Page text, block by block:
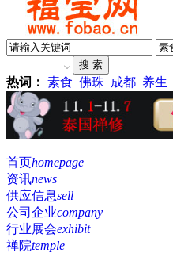
热词： 素食 佛珠 成都 养生
首页homepage
资讯news
供应信息sell
公司企业company
行业展会exhibit
禅院temple